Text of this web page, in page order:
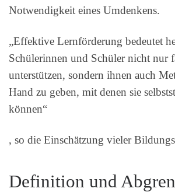
Notwendigkeit eines Umdenkens.
„Effektive Lernförderung bedeutet
Schülerinnen und Schüler nicht nur
unterstützen, sondern ihnen auch
Hand zu geben, mit denen sie
können“
, so die Einschätzung vieler
Definition und